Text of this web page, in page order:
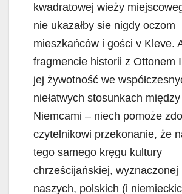
kwadratowej wieży
nie ukazałby sie nigdy oczom
mieszkańców i gości v Kleve.
fragmencie historii z Ottonem
jej żywotność we
niełatwych stosunkach
Niemcami – niech pomoże
czytelnikowi przekonanie, że
tego samego kręgu kultury
chrześcijańskiej, wyznaczonej
naszych, polskich (i